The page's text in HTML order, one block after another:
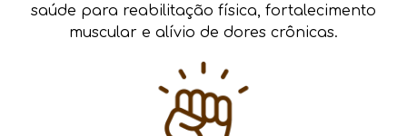
saúde para reabilitação física, fortalecimento
muscular e alívio de dores crônicas.